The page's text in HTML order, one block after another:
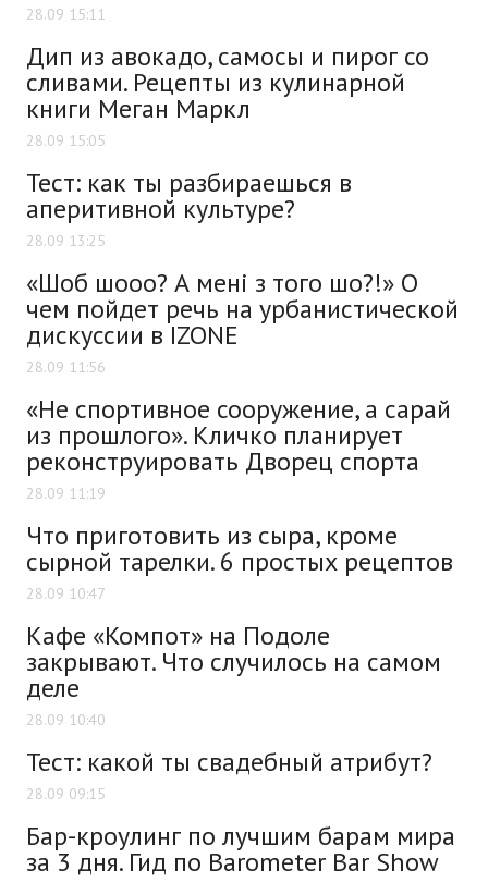
28.09 15:11
Дип из авокадо, самосы и пирог со
сливами. Рецепты из кулинарной
книги Меган Маркл
28.09 15:05
Тест: как ты разбираешься в
аперитивной культуре?
28.09 13:25
«Шоб шооо? А мені з того шо?!» О
чем пойдет речь на урбанистической
дискуссии в IZONE
28.09 11:56
«Не спортивное сооружение, а сарай
из прошлого». Кличко планирует
реконструировать Дворец спорта
28.09 11:19
Что приготовить из сыра, кроме
сырной тарелки. 6 простых рецептов
28.09 10:47
Кафе «Компот» на Подоле
закрывают. Что случилось на самом
деле
28.09 10:40
Тест: какой ты свадебный атрибут?
28.09 09:15
Бар-кроулинг по лучшим барам мира
за 3 дня. Гид по Barometer Bar Show